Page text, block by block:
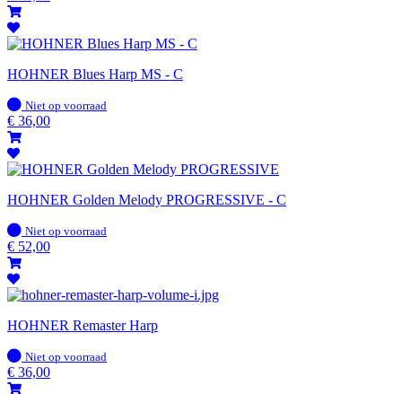
HOHNER Blues Harp MS - C
Op
voorraad
Niet op voorraad
€ 36,00
HOHNER Golden Melody PROGRESSIVE - C
Op
voorraad
Niet op voorraad
€ 52,00
HOHNER Remaster Harp
Op
voorraad
Niet op voorraad
€ 36,00